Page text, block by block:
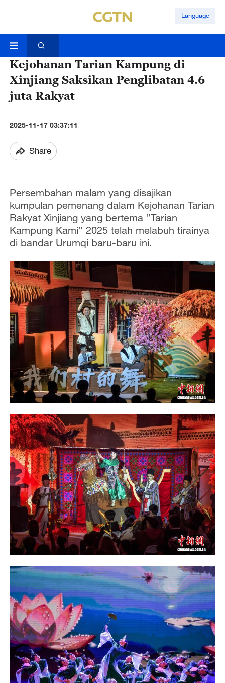
Language
Kejohanan Tarian Kampung di
Xinjiang Saksikan Penglibatan 4.6
juta Rakyat
2025-11-17 03:37:11
Share
Persembahan malam yang disajikan
kumpulan pemenang dalam Kejohanan Tarian
Rakyat Xinjiang yang bertema ”Tarian
Kampung Kami” 2025 telah melabuh tirainya
di bandar Urumqi baru-baru ini.